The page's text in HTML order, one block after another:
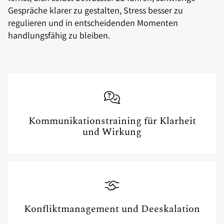
Gespräche klarer zu gestalten, Stress besser zu
regulieren und in entscheidenden Momenten
handlungsfähig zu bleiben.
Kommunikationstraining für Klarheit
und Wirkung
Konfliktmanagement und Deeskalation